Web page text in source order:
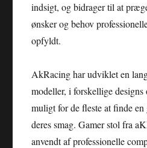
indsigt, og bidrager til at
ønsker og behov
opfyldt.
AkRacing har udviklet en
modeller, i forskellige
muligt for de fleste at finde
deres smag. Gamer stol fra
anvendt af professionelle